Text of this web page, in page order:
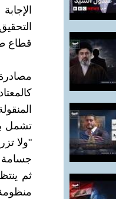
قطاع
تشمل
"ولا
جسامة
ثم